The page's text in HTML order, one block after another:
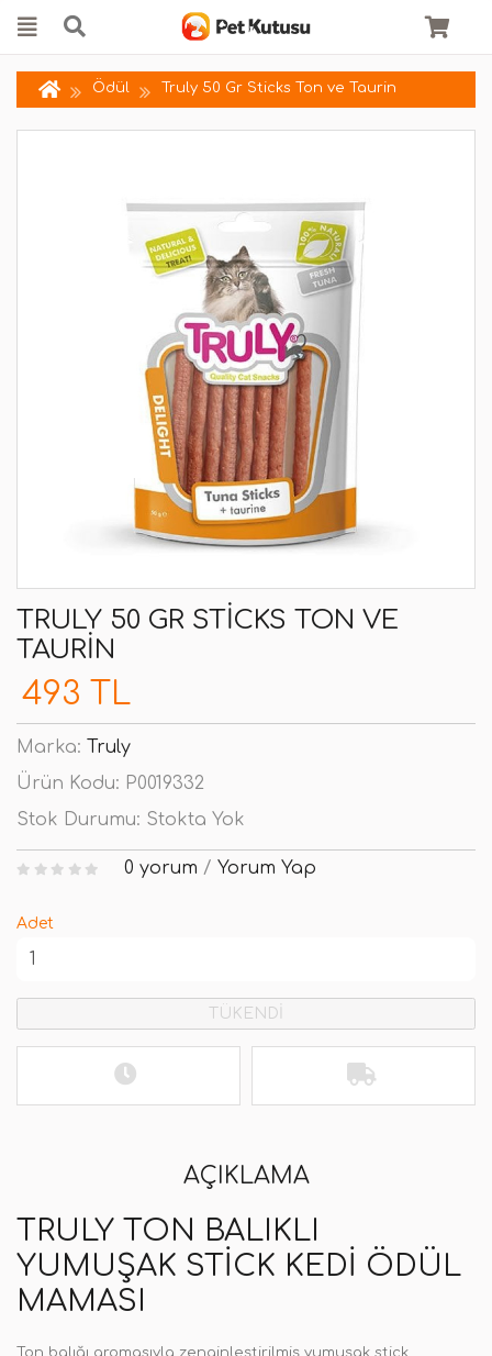
Ödül Truly 50 Gr Sticks Ton ve Taurin
TRULY 50 GR STICKS TON VE
TAURIN
493 TL
Marka: Truly
Ürün Kodu: P0019332
Stok Durumu: Stokta Yok
0 yorum / Yorum Yap
Adet
TÜKENDİ
AÇIKLAMA
TRULY TON BALIKLI
YUMUŞAK STICK KEDI ÖDÜL
MAMASI
Ton balığı aromasıyla zenginleştirilmiş yumuşak stick